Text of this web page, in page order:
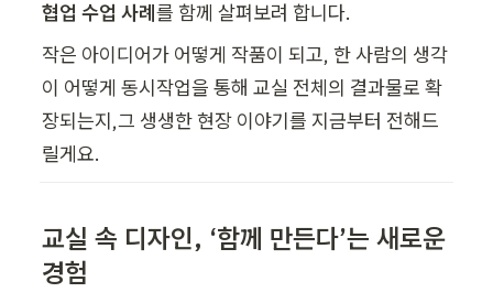
협업 수업 사례를 함께 살펴보려 합니다.
작은 아이디어가 어떻게 작품이 되고, 한 사람의 생각
이 어떻게 동시작업을 통해 교실 전체의 결과물로 확
장되는지,그 생생한 현장 이야기를 지금부터 전해드
릴게요.
교실 속 디자인, ‘함께 만든다’는 새로운
경험